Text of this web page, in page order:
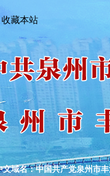
收藏本站
文域名：中国共产党泉州市